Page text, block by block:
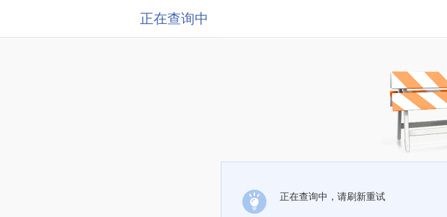
正在查询中
正在查询中，请刷新重试